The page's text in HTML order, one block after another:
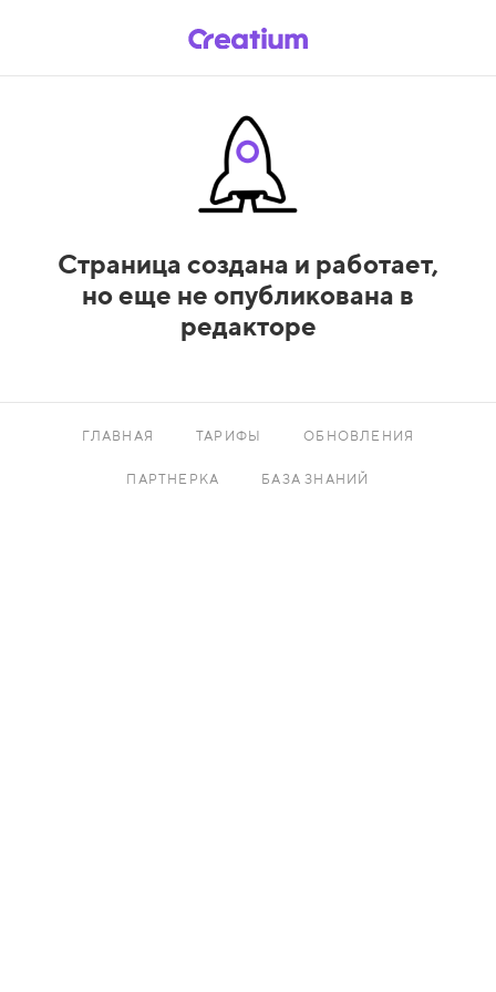
Страница создана и работает,
но еще не опубликована в
редакторе
ГЛАВНАЯ ТАРИФЫ ОБНОВЛЕНИЯ
ПАРТНЕРКА БАЗА ЗНАНИЙ